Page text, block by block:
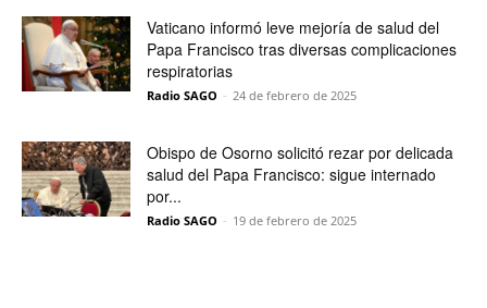
Vaticano informó leve mejoría de salud del
Papa Francisco tras diversas complicaciones
respiratorias
Radio SAGO - 24 de febrero de 2025
Obispo de Osorno solicitó rezar por delicada
salud del Papa Francisco: sigue internado
por...
Radio SAGO - 19 de febrero de 2025